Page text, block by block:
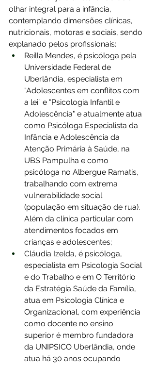
olhar integral para a infância,
contemplando dimensões clínicas,
nutricionais, motoras e sociais, sendo
explanado pelos profissionais:
Reilla Mendes, é psicóloga pela
Universidade Federal de
Uberlândia, especialista em
“Adolescentes em conflitos com
a lei” e "Psicologia Infantil e
Adolescência" e atualmente atua
como Psicóloga Especialista da
Infância e Adolescência da
Atenção Primária à Saúde, na
UBS Pampulha e como
psicóloga no Albergue Ramatis,
trabalhando com extrema
vulnerabilidade social
(população em situação de rua).
Além da clínica particular com
atendimentos focados em
crianças e adolescentes;
Cláudia Izelda, é psicóloga,
especialista em Psicologia Social
e do Trabalho e em O Território
da Estratégia Saúde da Família,
atua em Psicologia Clínica e
Organizacional, com experiência
como docente no ensino
superior é membro fundadora
da UNIPSICO Uberlândia, onde
atua há 30 anos ocupando